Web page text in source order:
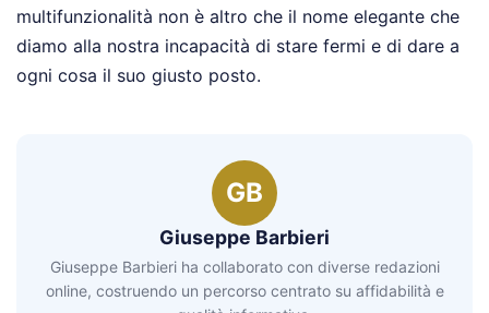
multifunzionalità non è altro che il nome elegante che
diamo alla nostra incapacità di stare fermi e di dare a
ogni cosa il suo giusto posto.
GB
Giuseppe Barbieri
Giuseppe Barbieri ha collaborato con diverse redazioni
online, costruendo un percorso centrato su affidabilità e